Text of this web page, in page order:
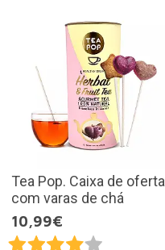
Tea Pop. Caixa de oferta
com varas de chá
10,99€